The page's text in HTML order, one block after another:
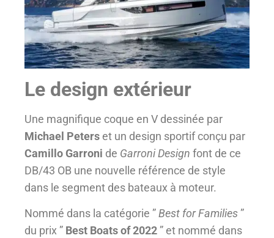
Le design extérieur
Une magnifique coque en V dessinée par
Michael Peters et un design sportif conçu par
Camillo Garroni de Garroni Design font de ce
DB/43 OB une nouvelle référence de style
dans le segment des bateaux à moteur.
Nommé dans la catégorie ”Best for Families”
du prix ” Best Boats of 2022” et nommé dans